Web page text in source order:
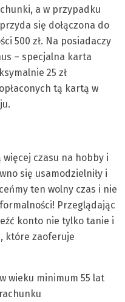
a w przypadku
się dołączona do
500 zł. Na posiadaczy
– specjalna karta
25 zł
tą kartą w
więcej czasu na hobby i
się usamodzielniły i
ten wolny czas i nie
Przeglądając
konto nie tylko tanie i
które zaoferuje
wieku minimum 55 lat